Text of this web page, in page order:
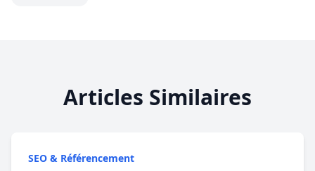
Articles Similaires
SEO & Référencement